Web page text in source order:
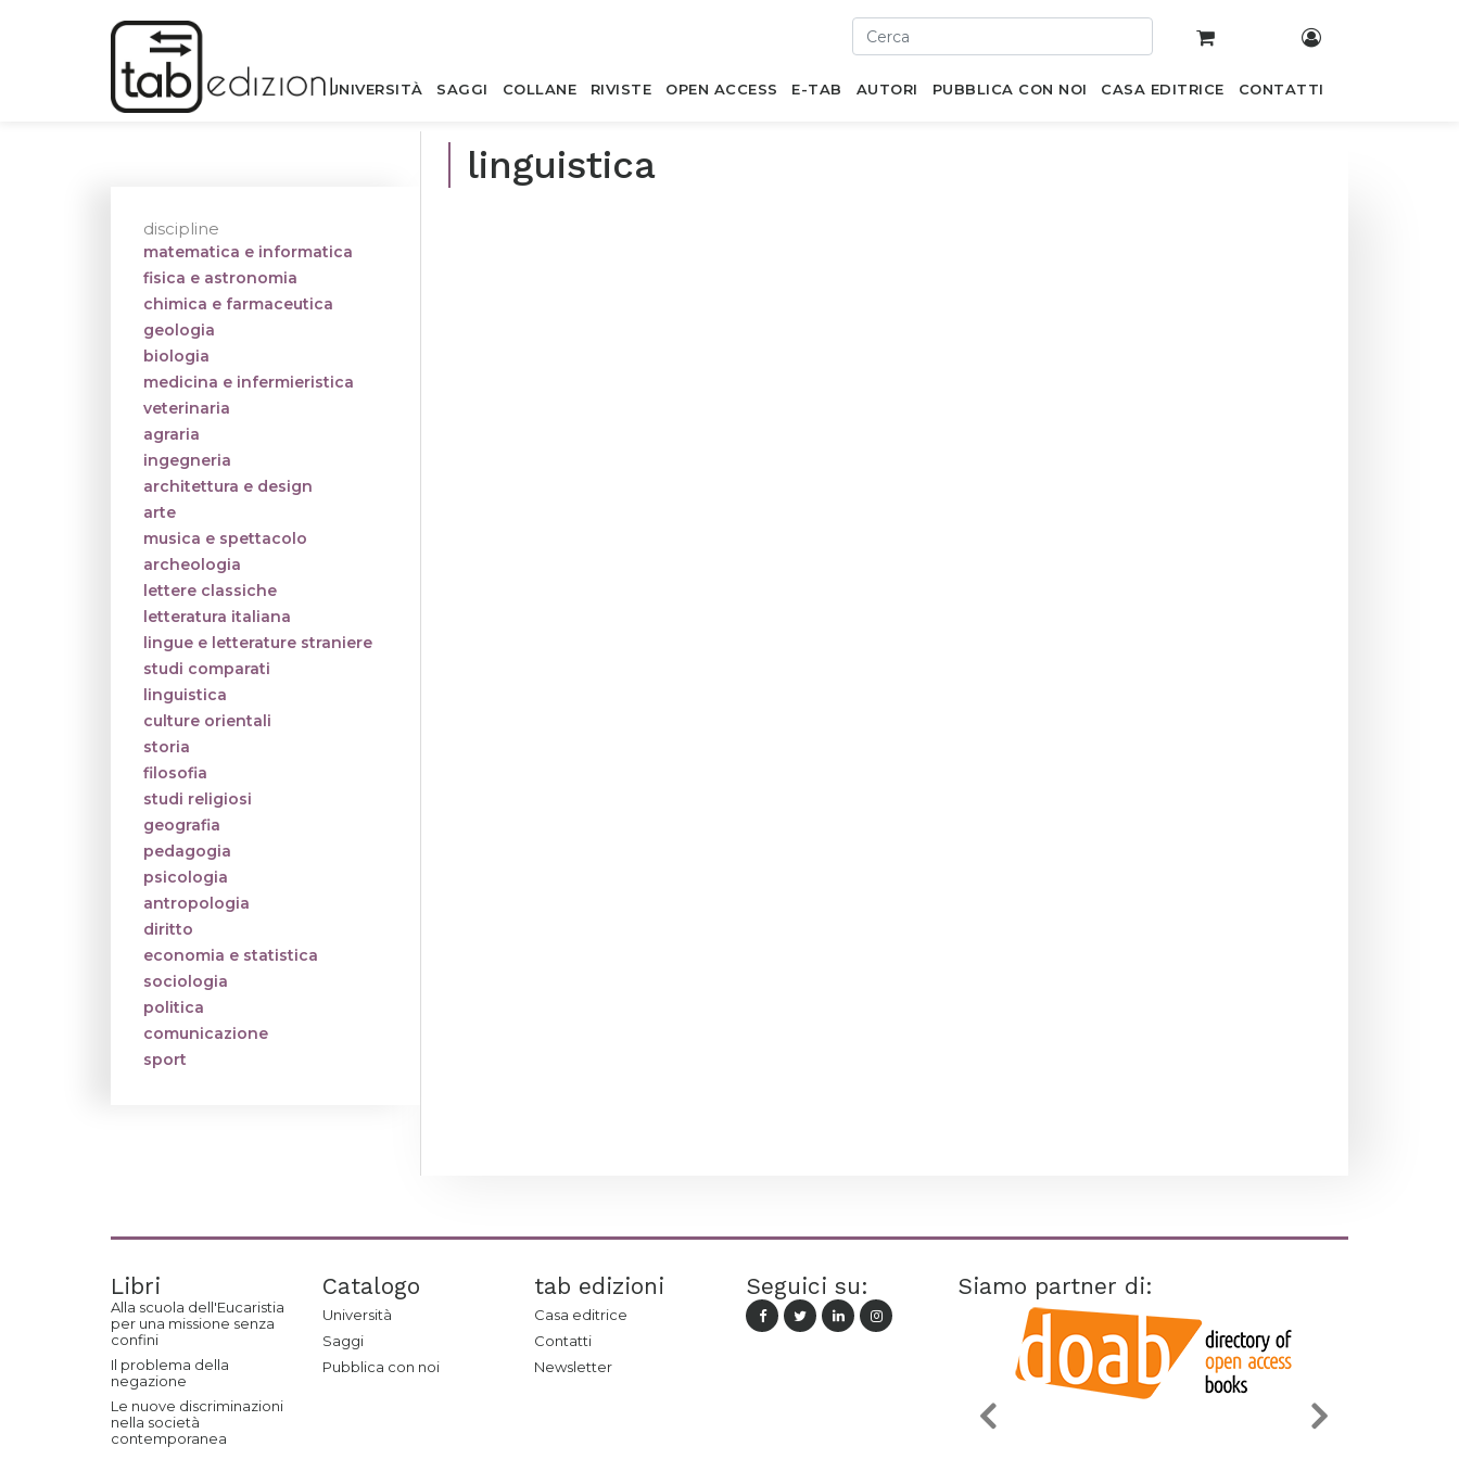
UNIVERSITÀ SAGGI COLLANE RIVISTE OPEN ACCESS E-TAB AUTORI PUBBLICA CON NOI CASA EDITRICE CONTATTI
linguistica
discipline
matematica e informatica
fisica e astronomia
chimica e farmaceutica
geologia
biologia
medicina e infermieristica
veterinaria
agraria
ingegneria
architettura e design
arte
musica e spettacolo
archeologia
lettere classiche
letteratura italiana
lingue e letterature straniere
studi comparati
linguistica
culture orientali
storia
filosofia
studi religiosi
geografia
pedagogia
psicologia
antropologia
diritto
economia e statistica
sociologia
politica
comunicazione
sport
Libri
Alla scuola dell'Eucaristia
per una missione senza
confini
Il problema della
negazione
Le nuove discriminazioni
nella società
contemporanea
Catalogo
Università
Saggi
Pubblica con noi
tab edizioni
Casa editrice
Contatti
Newsletter
Seguici su: Siamo partner di: